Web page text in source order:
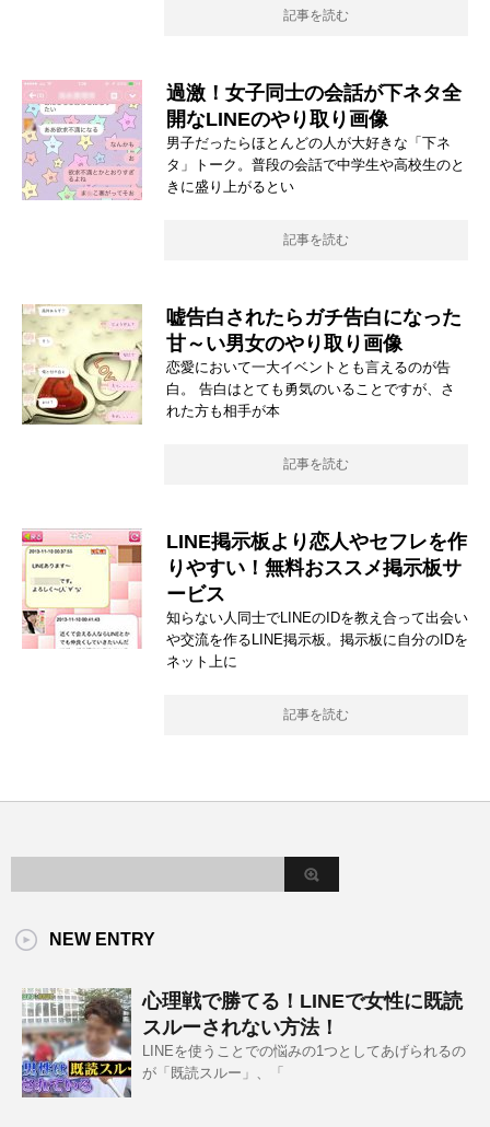
記事を読む
過激！女子同士の会話が下ネタ全
開なLINEのやり取り画像
男子だったらほとんどの人が大好きな「下ネ
タ」トーク。普段の会話で中学生や高校生のと
きに盛り上がるとい
記事を読む
嘘告白されたらガチ告白になった
甘～い男女のやり取り画像
恋愛において一大イベントとも言えるのが告
白。 告白はとても勇気のいることですが、さ
れた方も相手が本
記事を読む
LINE掲示板より恋人やセフレを作
りやすい！無料おススメ掲示板サ
ービス
知らない人同士でLINEのIDを教え合って出会い
や交流を作るLINE掲示板。掲示板に自分のIDを
ネット上に
記事を読む
NEW ENTRY
心理戦で勝てる！LINEで女性に既読
スルーされない方法！
LINEを使うことでの悩みの1つとしてあげられるの
が「既読スルー」、「